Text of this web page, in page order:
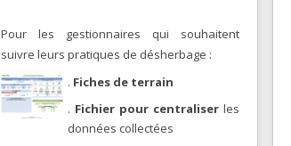
Pour les gestionnaires qui souhaitent
suivre leurs pratiques de désherbage :
. Fiches de terrain
. Fichier pour centraliserles
données collectées